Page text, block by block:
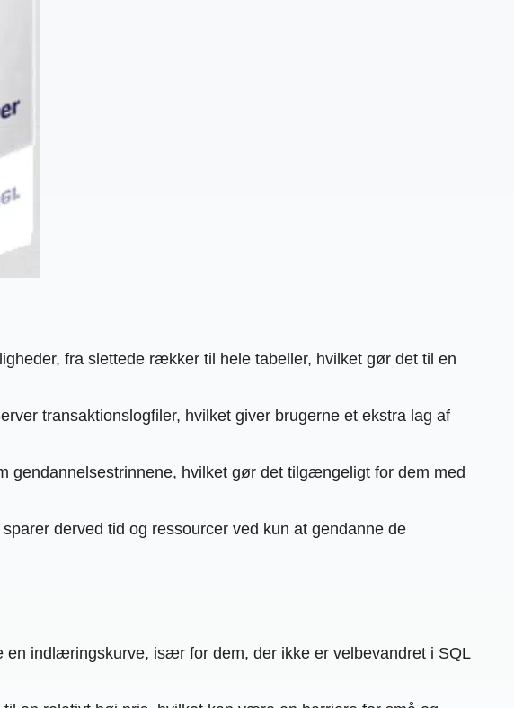
fra slettede rækker til hele tabeller, hvilket gør det til en
transaktionslogfiler, hvilket giver brugerne et ekstra lag af
hvilket gør det tilgængeligt for dem med
derved tid og ressourcer ved kun at gendanne de
indlæringskurve, især for dem, der ikke er velbevandret i SQL